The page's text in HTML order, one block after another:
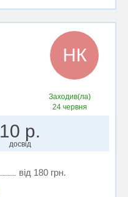
НК
Заходив(ла)
24 червня
10 р.
досвід
від 180 грн.